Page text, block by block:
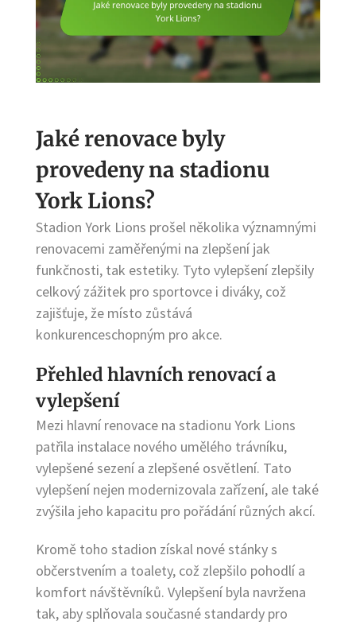
Jaké renovace byly
provedeny na stadionu
York Lions?
Stadion York Lions prošel několika významnými
renovacemi zaměřenými na zlepšení jak
funkčnosti, tak estetiky. Tyto vylepšení zlepšily
celkový zážitek pro sportovce i diváky, což
zajišťuje, že místo zůstává
konkurenceschopným pro akce.
Přehled hlavních renovací a
vylepšení
Mezi hlavní renovace na stadionu York Lions
patřila instalace nového umělého trávníku,
vylepšené sezení a zlepšené osvětlení. Tato
vylepšení nejen modernizovala zařízení, ale také
zvýšila jeho kapacitu pro pořádání různých akcí.
Kromě toho stadion získal nové stánky s
občerstvením a toalety, což zlepšilo pohodlí a
komfort návštěvníků. Vylepšení byla navržena
tak, aby splňovala současné standardy pro